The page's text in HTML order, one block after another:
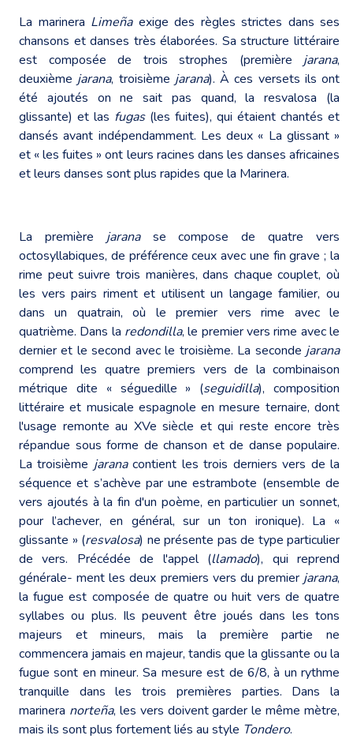
La marinera Limeñaexige des règles strictes dans ses
chansons et danses très élaborées. Sa structure littéraire
est composée de trois strophes (première jarana,
deuxième jarana, troisième jarana). À ces versets ils ont
été ajoutés on ne sait pas quand, la resvalosa (la
glissante) et las fugas(les fuites), qui étaient chantés et
dansés avant indépendamment. Les deux « La glissant »
et « les fuites » ont leurs racines dans les danses africaines
et leurs danses sont plus rapides que la Marinera.
La première jaranase compose de quatre vers
octosyllabiques, de préférence ceux avec une fin grave ; la
rime peut suivre trois manières, dans chaque couplet, où
les vers pairs riment et utilisent un langage familier, ou
dans un quatrain, où le premier vers rime avec le
quatrième. Dans la redondilla, le premier vers rime avec le
dernier et le second avec le troisième. La seconde jarana
comprend les quatre premiers vers de la combinaison
métrique dite « séguedille » (seguidilla), composition
littéraire et musicale espagnole en mesure ternaire, dont
l'usage remonte au XVe siècle et qui reste encore très
répandue sous forme de chanson et de danse populaire.
La troisième jaranacontient les trois derniers vers de la
séquence et s’achève par une estrambote (ensemble de
vers ajoutés à la fin d'un poème, en particulier un sonnet,
pour l’achever, en général, sur un ton ironique). La «
glissante » (resvalosa) ne présente pas de type particulier
de vers. Précédée de l'appel (llamado), qui reprend
générale- ment les deux premiers vers du premier jarana,
la fugue est composée de quatre ou huit vers de quatre
syllabes ou plus. Ils peuvent être joués dans les tons
majeurs et mineurs, mais la première partie ne
commencera jamais en majeur, tandis que la glissante ou la
fugue sont en mineur. Sa mesure est de 6/8, à un rythme
tranquille dans les trois premières parties. Dans la
marinera norteña, les vers doivent garder le même mètre,
mais ils sont plus fortement liés au style Tondero.